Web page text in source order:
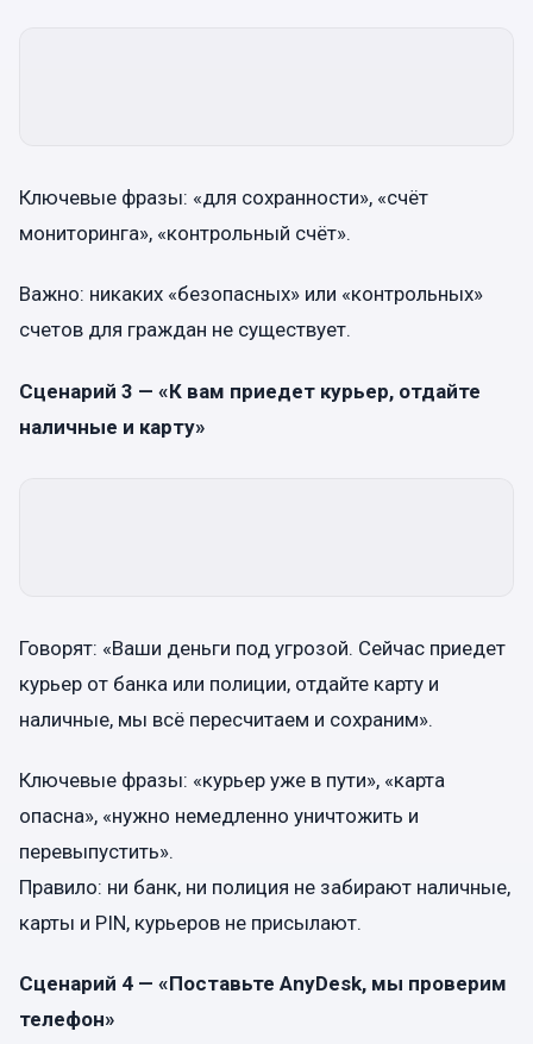
Ключевые фразы: «для сохранности», «счёт
мониторинга», «контрольный счёт».
Важно: никаких «безопасных» или «контрольных»
счетов для граждан не существует.
Сценарий 3 — «К вам приедет курьер, отдайте
наличные и карту»
Говорят: «Ваши деньги под угрозой. Сейчас приедет
курьер от банка или полиции, отдайте карту и
наличные, мы всё пересчитаем и сохраним».
Ключевые фразы: «курьер уже в пути», «карта
опасна», «нужно немедленно уничтожить и
перевыпустить».
Правило: ни банк, ни полиция не забирают наличные,
карты и PIN, курьеров не присылают.
Сценарий 4 — «Поставьте AnyDesk, мы проверим
телефон»